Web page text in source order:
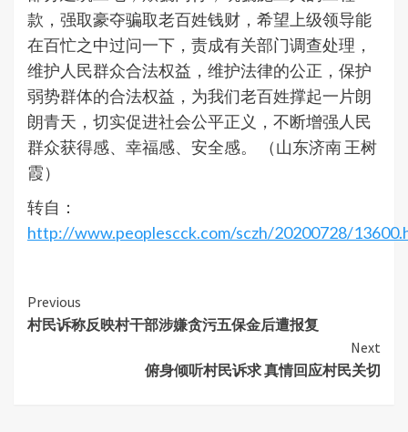
款，强取豪夺骗取老百姓钱财，希望上级领导能
在百忙之中过问一下，责成有关部门调查处理，
维护人民群众合法权益，维护法律的公正，保护
弱势群体的合法权益，为我们老百姓撑起一片朗
朗青天，切实促进社会公平正义，不断增强人民
群众获得感、幸福感、安全感。 （山东济南 王树
霞）
转自：
http://www.peoplescck.com/sczh/20200728/
Continue
Reading
Previous
村民诉称反映村干部涉嫌贪污五保金后遭报复
Next
俯身倾听村民诉求 真情回应村民关切